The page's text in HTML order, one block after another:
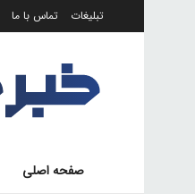
تبلیغات تماس با ما
صفحه اصلی